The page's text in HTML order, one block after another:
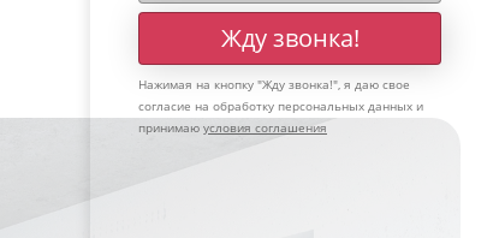
Жду звонка!
Нажимая на кнопку "Жду звонка!", я даю свое
согласие на обработку персональных данных и
принимаю условия соглашения